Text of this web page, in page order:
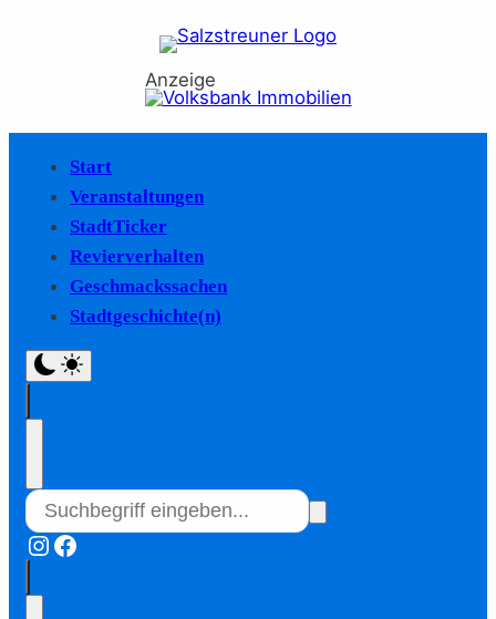
Anzeige
Start
Veranstaltungen
StadtTicker
Revierverhalten
Geschmackssachen
Stadtgeschichte(n)
Instagram
Facebook